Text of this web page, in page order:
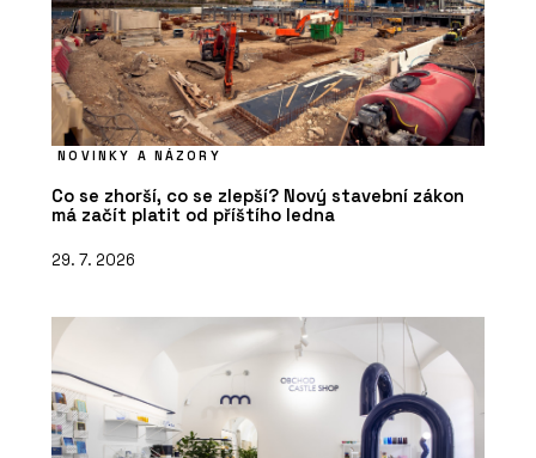
NOVINKY A NÁZORY
Co se zhorší, co se zlepší? Nový stavební zákon
má začít platit od příštího ledna
29. 7. 2026